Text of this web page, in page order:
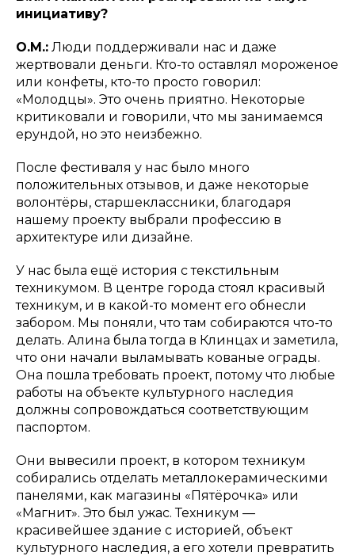
инициативу?
О.М.: Люди поддерживали нас и даже
жертвовали деньги. Кто-то оставлял мороженое
или конфеты, кто-то просто говорил:
«Молодцы». Это очень приятно. Некоторые
критиковали и говорили, что мы занимаемся
ерундой, но это неизбежно.
После фестиваля у нас было много
положительных отзывов, и даже некоторые
волонтёры, старшеклассники, благодаря
нашему проекту выбрали профессию в
архитектуре или дизайне.
У нас была ещё история с текстильным
техникумом. В центре города стоял красивый
техникум, и в какой-то момент его обнесли
забором. Мы поняли, что там собираются что-то
делать. Алина была тогда в Клинцах и заметила,
что они начали выламывать кованые ограды.
Она пошла требовать проект, потому что любые
работы на объекте культурного наследия
должны сопровождаться соответствующим
паспортом.
Они вывесили проект, в котором техникум
собирались отделать металлокерамическими
панелями, как магазины «Пятёрочка» или
«Магнит». Это был ужас. Техникум —
красивейшее здание с историей, объект
культурного наследия, а его хотели превратить